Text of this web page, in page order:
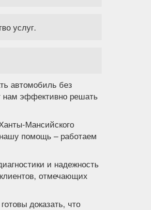
услуг.
автомобиль без
эффективно решать
Мансийского
помощь – работаем
и надежность
отмечающих
доказать, что